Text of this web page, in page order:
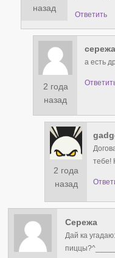
назад
Ответить
2 года
назад
сережа
а есть
2 года
назад
тебе!
Сережа
Дай ка